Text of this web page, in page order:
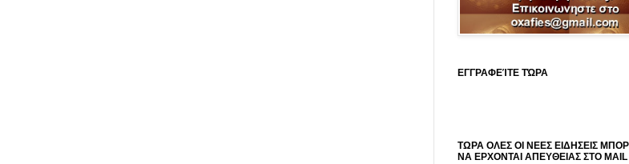
ΕΓΓΡΑΦΕΊΤΕ ΤΏΡΑ
ΤΩΡΑ ΟΛΕΣ ΟΙ ΝΕΕΣ ΕΙΔΗΣΕΙΣ
ΝΑ ΕΡΧΟΝΤΑΙ ΑΠΕΥΘΕΙΑΣ ΣΤΟ